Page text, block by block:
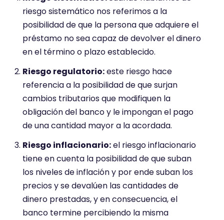
riesgo sistemático nos referimos a la
posibilidad de que la persona que adquiere el
préstamo no sea capaz de devolver el dinero
en el término o plazo establecido.
Riesgo regulatorio:este riesgo hace
referencia a la posibilidad de que surjan
cambios tributarios que modifiquen la
obligación del banco y le impongan el pago
de una cantidad mayor a la acordada.
Riesgo inflacionario:el riesgo inflacionario
tiene en cuenta la posibilidad de que suban
los niveles de inflación y por ende suban los
precios y se devalúen las cantidades de
dinero prestadas, y en consecuencia, el
banco termine percibiendo la misma